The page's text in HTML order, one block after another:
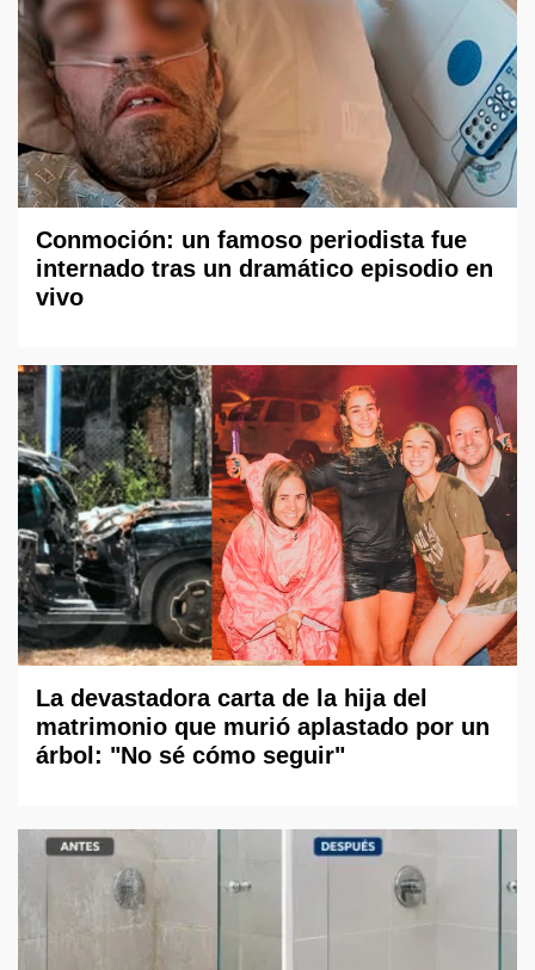
Conmoción: un famoso periodista fue
internado tras un dramático episodio en
vivo
La devastadora carta de la hija del
matrimonio que murió aplastado por un
árbol: "No sé cómo seguir"